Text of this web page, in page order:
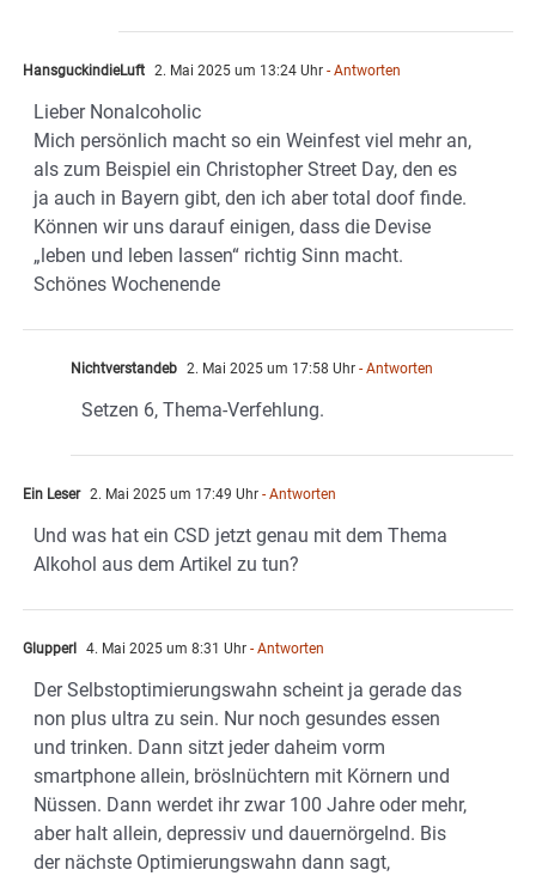
HansguckindieLuft 2. Mai 2025 um 13:24 Uhr - Antworten
Lieber Nonalcoholic
Mich persönlich macht so ein Weinfest viel mehr an,
als zum Beispiel ein Christopher Street Day, den es
ja auch in Bayern gibt, den ich aber total doof finde.
Können wir uns darauf einigen, dass die Devise
„leben und leben lassen“ richtig Sinn macht.
Schönes Wochenende
Nichtverstandeb 2. Mai 2025 um 17:58 Uhr - Antworten
Setzen 6, Thema-Verfehlung.
Ein Leser 2. Mai 2025 um 17:49 Uhr - Antworten
Und was hat ein CSD jetzt genau mit dem Thema
Alkohol aus dem Artikel zu tun?
Glupperl 4. Mai 2025 um 8:31 Uhr - Antworten
Der Selbstoptimierungswahn scheint ja gerade das
non plus ultra zu sein. Nur noch gesundes essen
und trinken. Dann sitzt jeder daheim vorm
smartphone allein, bröslnüchtern mit Körnern und
Nüssen. Dann werdet ihr zwar 100 Jahre oder mehr,
aber halt allein, depressiv und dauernörgelnd. Bis
der nächste Optimierungswahn dann sagt,